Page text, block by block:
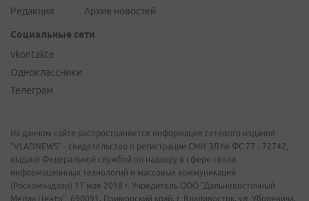
Редакция
Архив новостей
Социальные сети
vkontakte
Одноклассники
Телеграм
На данном сайте распространяется информация сетевого издания
"VLADNEWS" - свидетельство о регистрации СМИ ЭЛ № ФС 77 - 72742,
выдано Федеральной службой по надзору в сфере связи,
информационных технологий и массовых коммуникаций
(Роскомнадзор) 17 мая 2018 г. Учредитель ООО "Дальневосточный
Медиа Центр". 690091, Приморский край, г. Владивосток, ул. Уборевича,